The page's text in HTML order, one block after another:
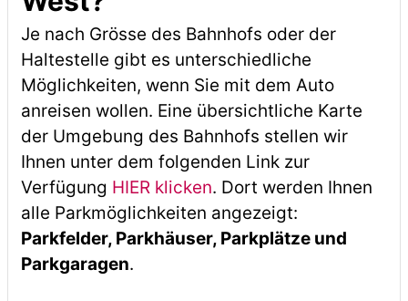
Je nach Grösse des Bahnhofs oder der
Haltestelle gibt es unterschiedliche
Möglichkeiten, wenn Sie mit dem Auto
anreisen wollen. Eine übersichtliche Karte
der Umgebung des Bahnhofs stellen wir
Ihnen unter dem folgenden Link zur
Verfügung HIER klicken. Dort werden Ihnen
alle Parkmöglichkeiten angezeigt:
Parkfelder, Parkhäuser, Parkplätze und
Parkgaragen.